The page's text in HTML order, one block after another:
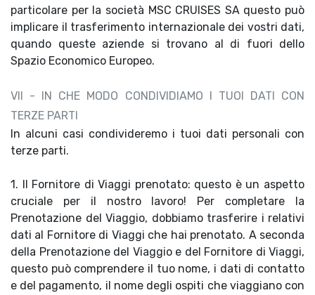
particolare per la società MSC CRUISES SA questo può
implicare il trasferimento internazionale dei vostri dati,
quando queste aziende si trovano al di fuori dello
Spazio Economico Europeo.
VII - IN CHE MODO CONDIVIDIAMO I TUOI DATI CON
TERZE PARTI
In alcuni casi condivideremo i tuoi dati personali con
terze parti.
1. Il Fornitore di Viaggi prenotato: questo è un aspetto
cruciale per il nostro lavoro! Per completare la
Prenotazione del Viaggio, dobbiamo trasferire i relativi
dati al Fornitore di Viaggi che hai prenotato. A seconda
della Prenotazione del Viaggio e del Fornitore di Viaggi,
questo può comprendere il tuo nome, i dati di contatto
e del pagamento, il nome degli ospiti che viaggiano con